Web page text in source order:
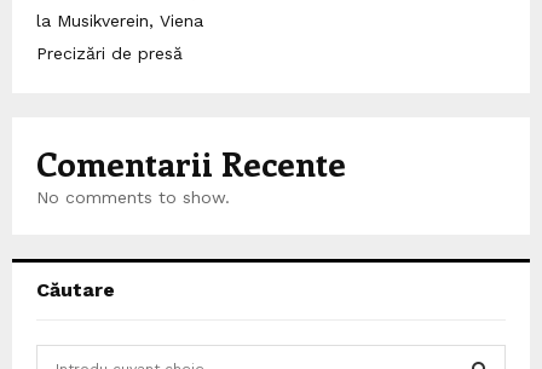
la Musikverein, Viena
Precizări de presă
Comentarii Recente
No comments to show.
Căutare